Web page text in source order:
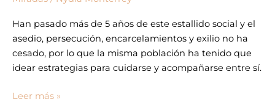
Han pasado más de 5 años de este estallido social y el
asedio, persecución, encarcelamientos y exilio no ha
cesado, por lo que la misma población ha tenido que
idear estrategias para cuidarse y acompañarse entre sí.
Leer más »